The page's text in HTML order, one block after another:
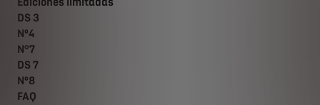
DS 3
Nº4
N°7
DS 7
Nº8
FAQ